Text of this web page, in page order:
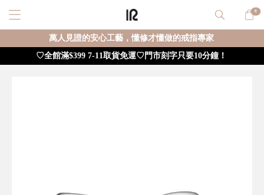
0
萬人見證的安心工藝，懂修才懂做的戒指專家
♡全館滿$399 7-11取貨免運♡門市刻字只要10分鐘！